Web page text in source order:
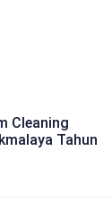
Cleaning
Tahun